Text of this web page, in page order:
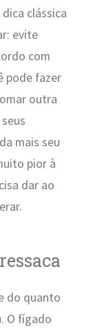
clássica
evite
com
pode fazer
outra
mais seu
pior à
dar ao
do quanto
O fígado